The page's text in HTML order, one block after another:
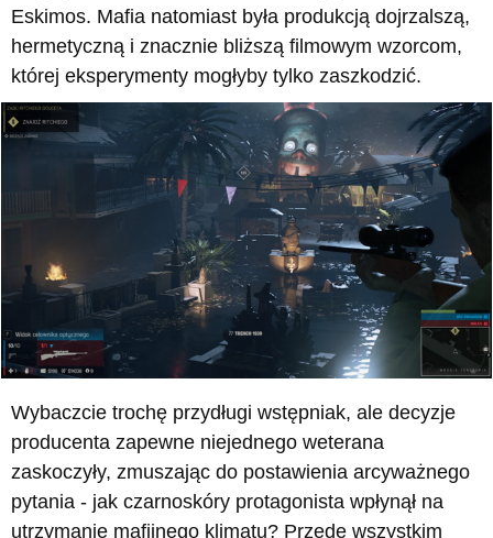
Eskimos. Mafia natomiast była produkcją dojrzalszą,
hermetyczną i znacznie bliższą filmowym wzorcom,
której eksperymenty mogłyby tylko zaszkodzić.
Wybaczcie trochę przydługi wstępniak, ale decyzje
producenta zapewne niejednego weterana
zaskoczyły, zmuszając do postawienia arcyważnego
pytania - jak czarnoskóry protagonista wpłynął na
utrzymanie mafijnego klimatu? Przede wszystkim